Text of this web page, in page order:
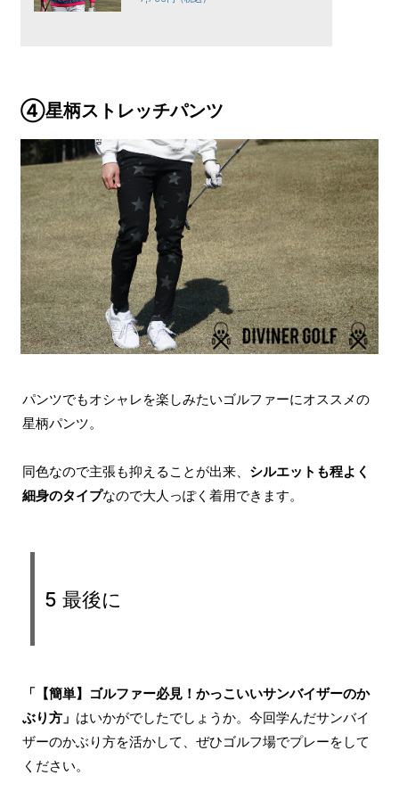
④星柄ストレッチパンツ
パンツでもオシャレを楽しみたいゴルファーにオススメの
星柄パンツ。
同色なので主張も抑えることが出来、 シルエットも程よく
細身のタイプなので大人っぽく着用できます。
5 最後に
「【簡単】ゴルファー必見！かっこいいサンバイザーのか
ぶり方」 はいかがでしたでしょうか。今回学んだサンバイ
ザーのかぶり方を活かして、ぜひゴルフ場でプレーをして
ください。